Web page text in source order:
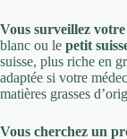
Vous surveillez
blanc ou le petit
suisse, plus riche en
adaptée si votre
matières grasses
Vous cherchez un